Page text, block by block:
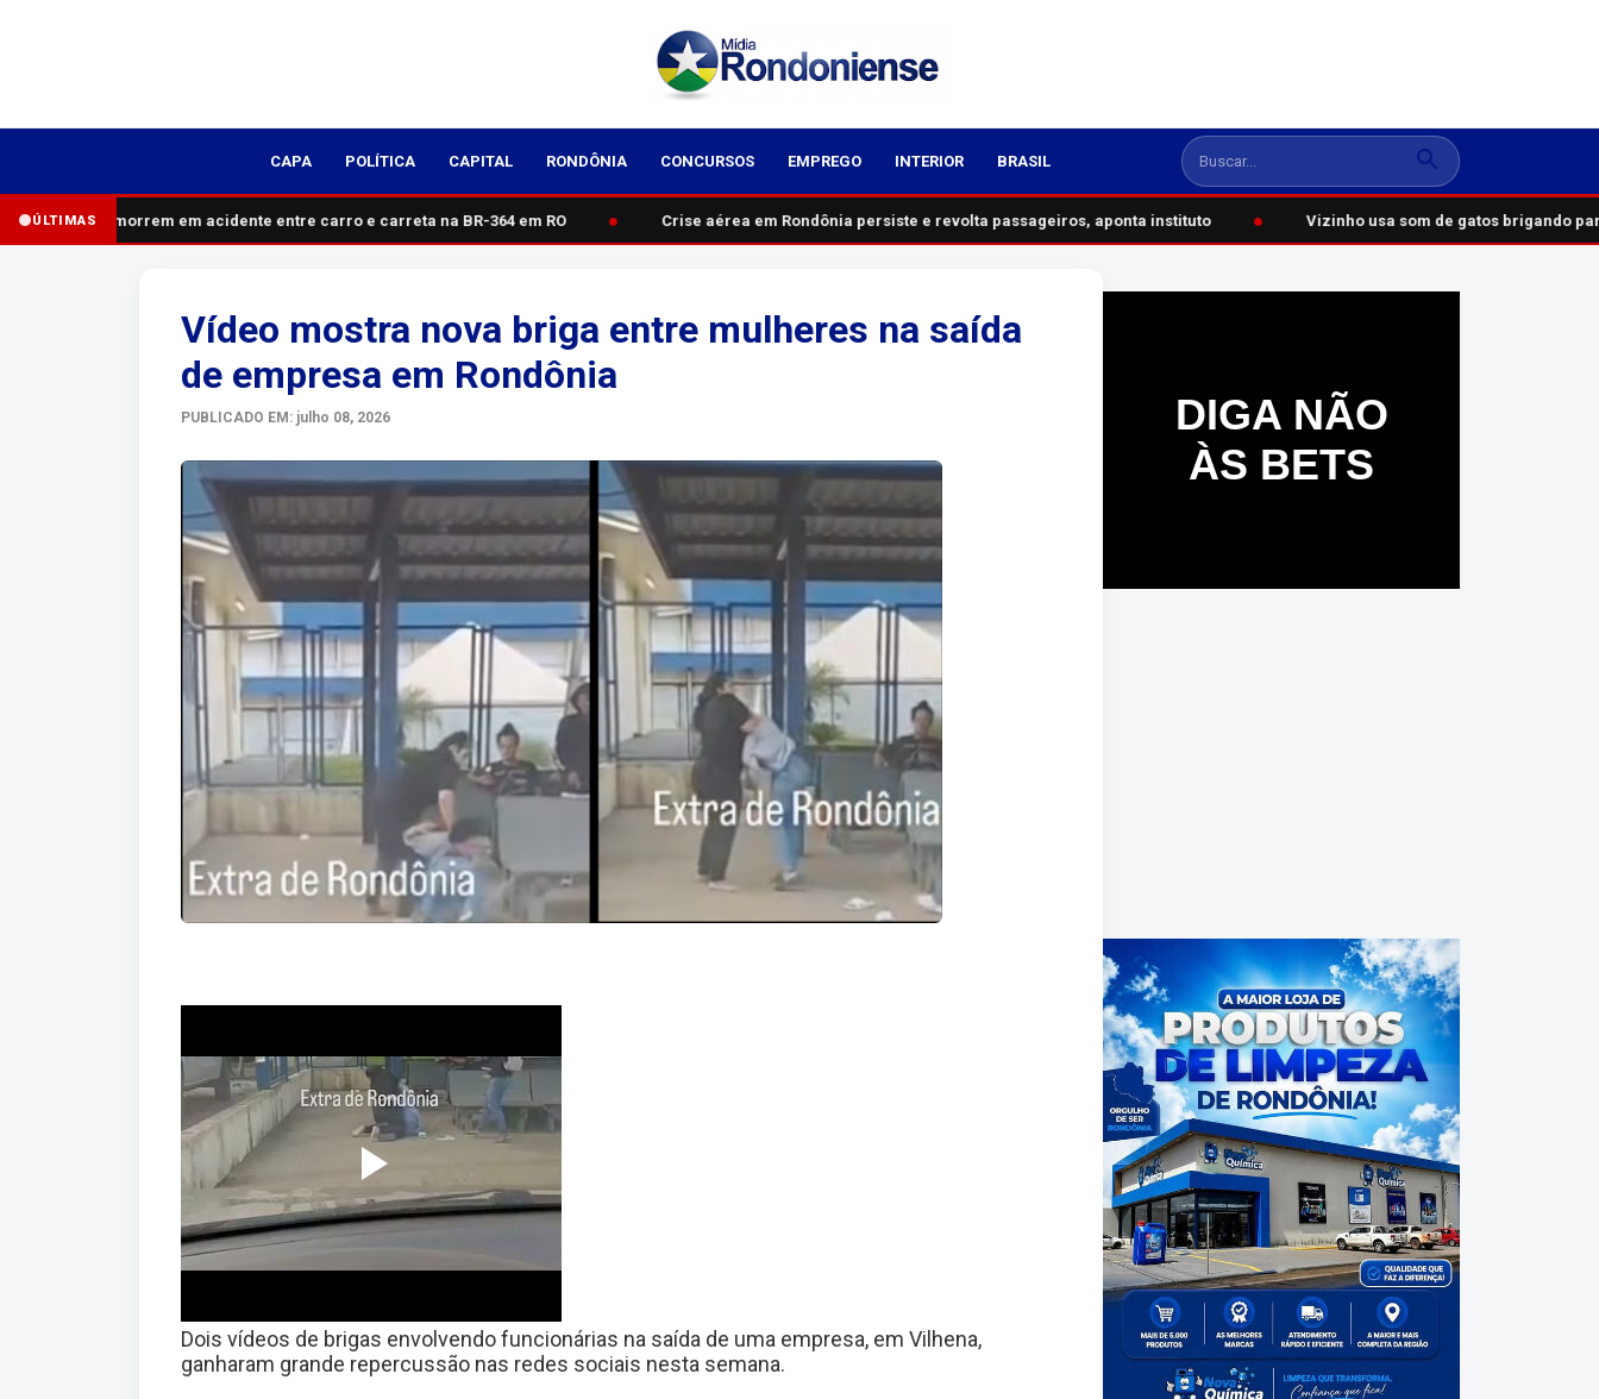
CAPA POLÍTICA CAPITAL RONDÔNIA CONCURSOS EMPREGO INTERIOR BRASIL
ÚLTIMAS
pessoas morrem em acidente entre carro e carreta na BR-364 em RO Crise aérea em Rondônia persiste e revolta passageiros, aponta instituto Vizinho usa som de gatos brigando
Vídeo mostra nova briga entre mulheres na saída
de empresa em Rondônia
PUBLICADO EM: julho 08, 2026
Dois vídeos de brigas envolvendo funcionárias na saída de uma empresa, em Vilhena,
ganharam grande repercussão nas redes sociais nesta semana.
DIGA NÃO
ÀS BETS